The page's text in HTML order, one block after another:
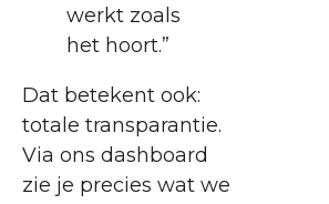
werkt zoals
het hoort.”
Dat betekent ook:
totale transparantie.
Via ons dashboard
zie je precies wat we